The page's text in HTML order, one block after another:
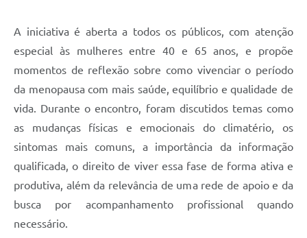
A iniciativa é aberta a todos os públicos, com atenção
especial às mulheres entre 40 e 65 anos, e propõe
momentos de reflexão sobre como vivenciar o período
da menopausa com mais saúde, equilíbrio e qualidade de
vida. Durante o encontro, foram discutidos temas como
as mudanças físicas e emocionais do climatério, os
sintomas mais comuns, a importância da informação
qualificada, o direito de viver essa fase de forma ativa e
produtiva, além da relevância de uma rede de apoio e da
busca por acompanhamento profissional quando
necessário.